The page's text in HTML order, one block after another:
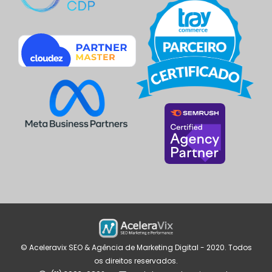
© Aceleravix SEO & Agência de Marketing Digital - 2020. Todos
os direitos reservados.